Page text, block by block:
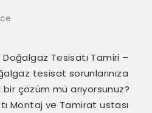
Tesisatı Tamiri –
tesisat sorunlarınıza
çözüm mü arıyorsunuz?
Montaj ve Tamirat ustası